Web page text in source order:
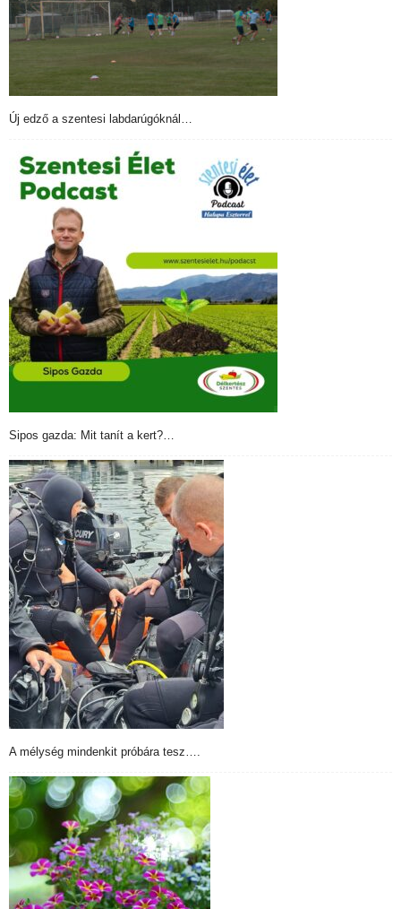
Új edző a szentesi labdarúgóknál…
Sipos gazda: Mit tanít a kert?…
A mélység mindenkit próbára tesz….